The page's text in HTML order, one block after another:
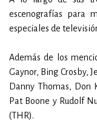
escenografías para
especiales de
Además de los
Gaynor, Bing Crosby,
Danny Thomas, Don
Pat Boone y Rudolf
(THR).